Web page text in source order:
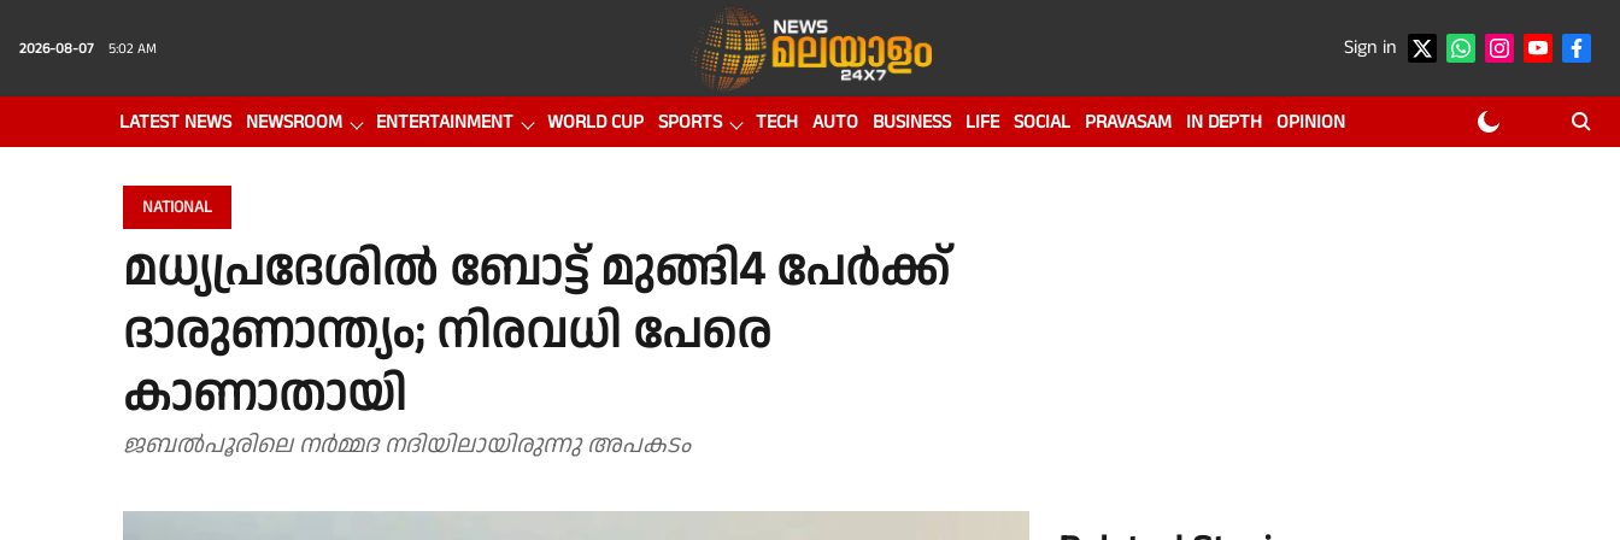
2026-08-07 5:02 AM Sign in
LATEST NEWS NEWSROOM ENTERTAINMENT WORLD CUP SPORTS TECH AUTO BUSINESS LIFE SOCIAL PRAVASAM IN DEPTH OPINION
NATIONAL
മധ്യപ്രദേശിൽ ബോട്ട് മുങ്ങി4 പേർക്ക്
ദാരുണാന്ത്യം; നിരവധി പേരെ
കാണാതായി
ജബൽപൂരിലെ നർമ്മദ നദിയിലായിരുന്നു അപകടം